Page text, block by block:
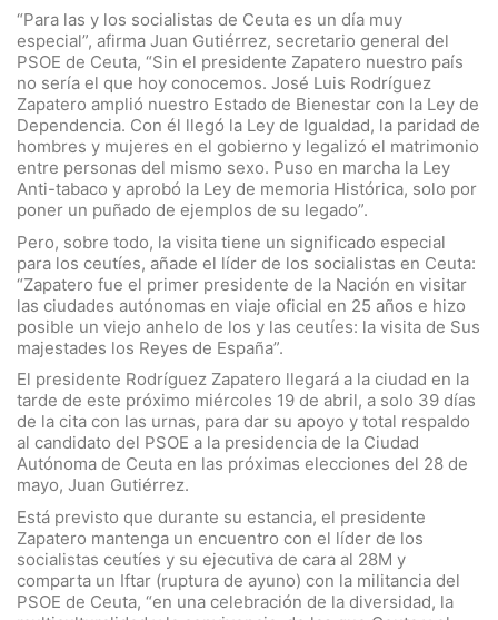
“Para las y los socialistas de Ceuta es un día muy
especial”, afirma Juan Gutiérrez, secretario general del
PSOE de Ceuta, “Sin el presidente Zapatero nuestro país
no sería el que hoy conocemos. José Luis Rodríguez
Zapatero amplió nuestro Estado de Bienestar con la Ley de
Dependencia. Con él llegó la Ley de Igualdad, la paridad de
hombres y mujeres en el gobierno y legalizó el matrimonio
entre personas del mismo sexo. Puso en marcha la Ley
Anti-tabaco y aprobó la Ley de memoria Histórica, solo por
poner un puñado de ejemplos de su legado”.
Pero, sobre todo, la visita tiene un significado especial
para los ceutíes, añade el líder de los socialistas en Ceuta:
“Zapatero fue el primer presidente de la Nación en visitar
las ciudades autónomas en viaje oficial en 25 años e hizo
posible un viejo anhelo de los y las ceutíes: la visita de Sus
majestades los Reyes de España”.
El presidente Rodríguez Zapatero llegará a la ciudad en la
tarde de este próximo miércoles 19 de abril, a solo 39 días
de la cita con las urnas, para dar su apoyo y total respaldo
al candidato del PSOE a la presidencia de la Ciudad
Autónoma de Ceuta en las próximas elecciones del 28 de
mayo, Juan Gutiérrez.
Está previsto que durante su estancia, el presidente
Zapatero mantenga un encuentro con el líder de los
socialistas ceutíes y su ejecutiva de cara al 28M y
comparta un Iftar (ruptura de ayuno) con la militancia del
PSOE de Ceuta, “en una celebración de la diversidad, la